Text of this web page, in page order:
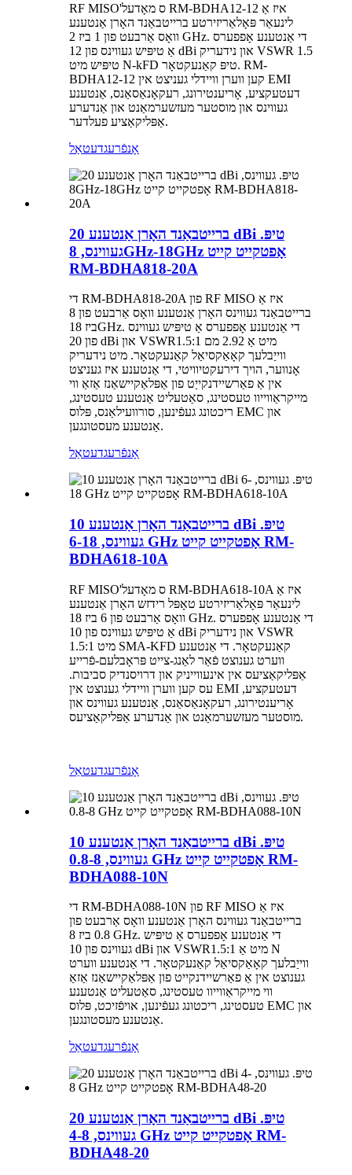
RF MISO'ס מאָדעל RM-BDHA12-12 איז אַ
לינעאַר פּאָלאַריזירטע ברייטבאַנד האָרן אַנטענע
וואָס אַרבעט פון 1 ביז 2 GHz. די אַנטענע אָפפערס
אַ טיפּיש געווינס פון 12 dBi און נידעריק VSWR 1.5
טיפּיש מיט N-kFD טיפּ קאַנעקטאָר. RM-
BDHA12-12 קען ווערן וויידלי געניצט אין EMI
דעטעקציע, אָריענטירונג, רעקאָנאַסאַנס, אַנטענע
געווינס און מוסטער מעזשערמאַנט און אַנדערע
אַפּליקאַציע פעלדער.
אָנפֿרעגדעטאַל
ברייטבאַנד האָרן אַנטענע 20 dBi טיפּ.
געווינס, 8GHz-18GHz אָפטקייט קייט
RM-BDHA818-20A
די RM-BDHA818-20A פון RF MISO איז אַ
ברייטבאַנד געווינס האָרן אַנטענע וואָס אַרבעט פון 8
ביז 18GHz. די אַנטענע אָפפערס אַ טיפּיש געווינס
פון 20 dBi און VSWR1.5:1 מיט אַ 2.92 מם
ווייַבלעך קאָאַקסיאַל קאַנעקטאָר. מיט נידעריק
אָנווער, הויך דירעקטיוויטי, די אַנטענע איז געניצט
אין אַ פאַרשיידנקייַט פון אַפּלאַקיישאַנז אַזאַ ווי
מייקראַווייוו טעסטינג, סאַטעליט אַנטענע טעסטינג,
ריכטונג געפֿינען, סורוועילאַנס, פּלוס EMC און
אַנטענע מעסטונגען.
אָנפֿרעגדעטאַל
ברייטבאַנד האָרן אַנטענע 10 dBi טיפּ.
געווינס, 6-18 GHz אָפטקייט קייט RM-
BDHA618-10A
RF MISO'ס מאָדעל RM-BDHA618-10A איז אַ
לינעאַר פּאָלאַריזירטע טאָפּל רידזש האָרן אַנטענע
וואָס אַרבעט פון 6 ביז 18 GHz. די אַנטענע אָפפערס
אַ טיפּיש געווינס פון 10 dBi און נידעריק VSWR
1.5:1 מיט SMA-KFD קאַנעקטאָר. די אַנטענע
ווערט גענוצט פֿאַר לאַנג-צייט פּראָבלעם-פֿרייע
אַפּליקאַציעס אין אינעווייניק און דרויסנדיק סביבות.
עס קען ווערן וויידלי גענוצט אין EMI דעטעקציע,
אָריענטירונג, רעקאָנאַסאַנס, אַנטענע געווינס און
מוסטער מעזשערמאַנט און אַנדערע אַפּליקאַציעס.
אָנפֿרעגדעטאַל
ברייטבאַנד האָרן אַנטענע 10 dBi טיפּ.
געווינס, 0.8-8 GHz אָפטקייט קייט RM-
BDHA088-10N
די RM-BDHA088-10N פון RF MISO איז אַ
ברייטבאַנד געווינס האָרן אַנטענע וואָס אַרבעט פון
0.8 ביז 8 GHz. די אַנטענע אָפפערס אַ טיפּיש
געווינס פון 10 dBi און VSWR1.5:1 מיט אַ N
ווייַבלעך קאָאַקסיאַל קאַנעקטאָר. די אַנטענע ווערט
גענוצט אין אַ פאַרשיידנקייט פון אַפּלאַקיישאַנז אַזאַ
ווי מייקראַווייוו טעסטינג, סאַטעליט אַנטענע
טעסטינג, ריכטונג געפֿינען, אויפֿזיכט, פּלוס EMC און
אַנטענע מעסטונגען.
אָנפֿרעגדעטאַל
ברייטבאַנד האָרן אַנטענע 20 dBi טיפּ.
געווינס, 4-8 GHz אָפטקייט קייט RM-
BDHA48-20